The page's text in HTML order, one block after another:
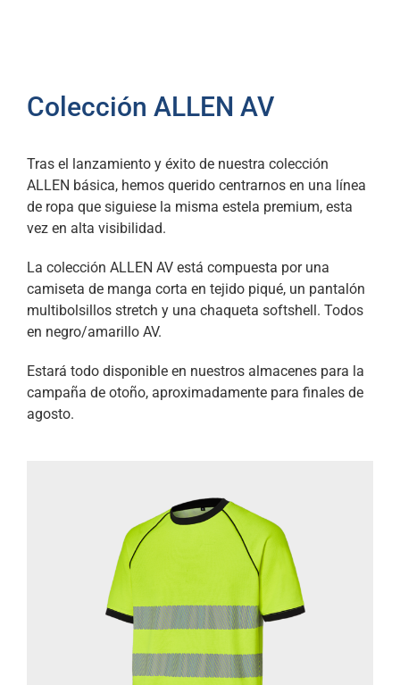
Colección ALLEN AV
Tras el lanzamiento y éxito de nuestra colección
ALLEN básica, hemos querido centrarnos en una línea
de ropa que siguiese la misma estela premium, esta
vez en alta visibilidad.
La colección ALLEN AV está compuesta por una
camiseta de manga corta en tejido piqué, un pantalón
multibolsillos stretch y una chaqueta softshell. Todos
en negro/amarillo AV.
Estará todo disponible en nuestros almacenes para la
campaña de otoño, aproximadamente para finales de
agosto.